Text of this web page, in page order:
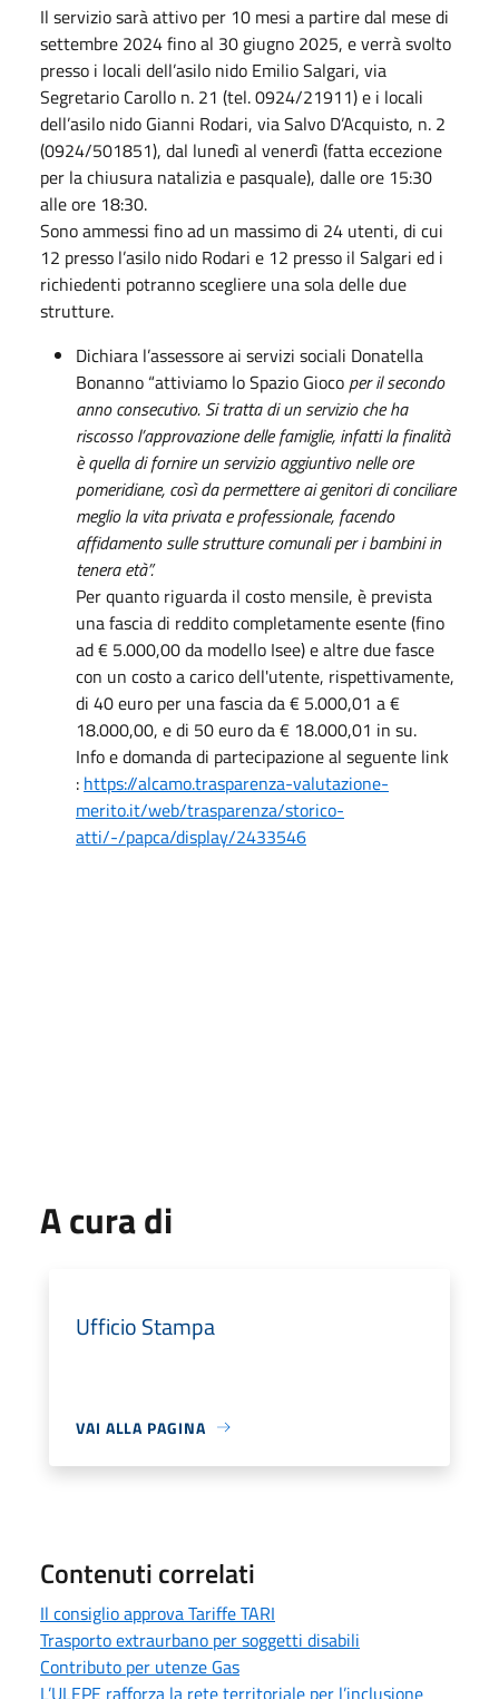
Il servizio sarà attivo per 10 mesi a partire dal mese di
settembre 2024 fino al 30 giugno 2025, e verrà svolto
presso i locali dell’asilo nido Emilio Salgari, via
Segretario Carollo n. 21 (tel. 0924/21911) e i locali
dell’asilo nido Gianni Rodari, via Salvo D’Acquisto, n. 2
(0924/501851), dal lunedì al venerdì (fatta eccezione
per la chiusura natalizia e pasquale), dalle ore 15:30
alle ore 18:30.
Sono ammessi fino ad un massimo di 24 utenti, di cui
12 presso l’asilo nido Rodari e 12 presso il Salgari ed i
richiedenti potranno scegliere una sola delle due
strutture.
Dichiara l’assessore ai servizi sociali Donatella
Bonanno “attiviamo lo Spazio Gioco per il secondo
anno consecutivo. Si tratta di un servizio che ha
riscosso l’approvazione delle famiglie, infatti la finalità
è quella di fornire un servizio aggiuntivo nelle ore
pomeridiane, così da permettere ai genitori di conciliare
meglio la vita privata e professionale, facendo
affidamento sulle strutture comunali per i bambini in
tenera età”.
Per quanto riguarda il costo mensile, è prevista
una fascia di reddito completamente esente (fino
ad € 5.000,00 da modello Isee) e altre due fasce
con un costo a carico dell'utente, rispettivamente,
di 40 euro per una fascia da € 5.000,01 a €
18.000,00, e di 50 euro da € 18.000,01 in su.
Info e domanda di partecipazione al seguente link
: https://alcamo.trasparenza-valutazione-
merito.it/web/trasparenza/storico-
atti/-/papca/display/2433546
A cura di
Ufficio Stampa
VAI ALLA PAGINA
Contenuti correlati
Il consiglio approva Tariffe TARI
Trasporto extraurbano per soggetti disabili
Contributo per utenze Gas
L’ULEPE rafforza la rete territoriale per l’inclusione